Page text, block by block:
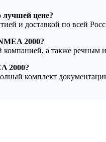
лучшей цене?
и доставкой по всей
2000?
компанией, а также
2000?
комплект